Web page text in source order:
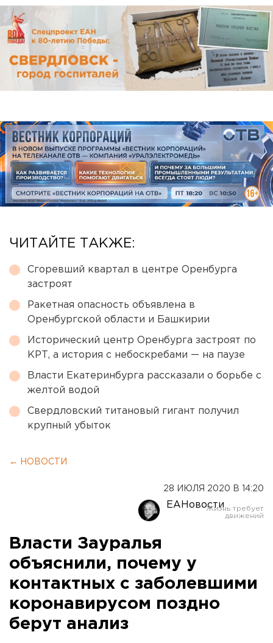
ЧИТАЙТЕ ТАКЖЕ:
Сгоревший квартал в центре Оренбурга
застроят
Ракетная опасность объявлена в
Оренбургской области и Башкирии
Исторический центр Оренбурга застроят по
КРТ, а история с небоскребами — на паузе
Власти Екатеринбурга рассказали о борьбе с
желтой водой
Свердловский титановый гигант получил
крупный убыток
← НОВОСТИ
28 ИЮЛЯ 2020 В 14:20
ЕАНовости
Власти Зауралья
объяснили, почему у
контактных с заболевшими
коронавирусом поздно
берут анализ